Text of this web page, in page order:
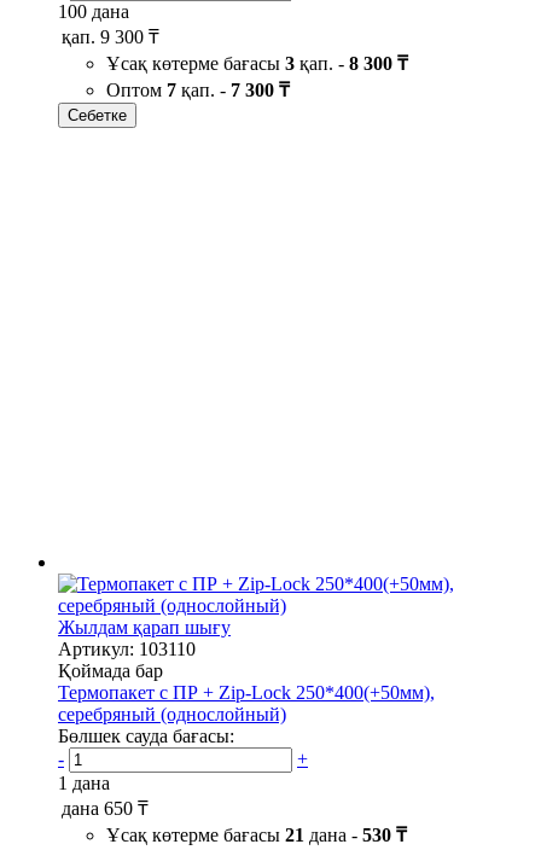
100 дана
қап. 9 300 ₸
Ұсақ көтерме бағасы 3 қап. - 8 300 ₸
Оптом 7 қап. - 7 300 ₸
Себетке
Жылдам қарап шығу
Артикул: 103110
Қоймада бар
Термопакет с ПР + Zip-Lock 250*400(+50мм),
серебряный (однослойный)
Бөлшек сауда бағасы:
-
+
1 дана
дана 650 ₸
Ұсақ көтерме бағасы 21 дана - 530 ₸